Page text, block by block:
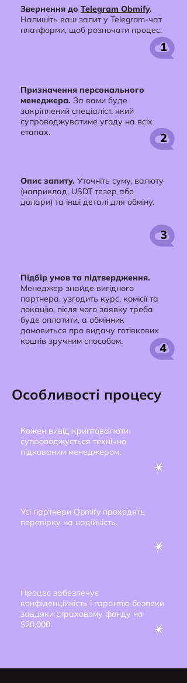
Звернення до Telegram Obmify.
Напишіть ваш запит у Telegram-чат
платформи, щоб розпочати процес.
1
Призначення персонального
менеджера. За вами буде
закріплений спеціаліст, який
супроводжуватиме угоду на всіх
етапах.
2
Опис запиту. Уточніть суму, валюту
(наприклад, USDT тезер або
долари) та інші деталі для обміну.
3
Підбір умов та підтвердження.
Менеджер знайде вигідного
партнера, узгодить курс, комісії та
локацію, після чого заявку треба
буде оплатити, а обмінник
домовиться про видачу готівкових
коштів зручним способом.
4
Особливості процесу
Кожен вивід криптовалюти
супроводжується технічно
підкованим менеджером.
Усі партнери Obmify проходять
перевірку на надійність.
Процес забезпечує
конфіденційність і гарантію безпеки
завдяки страховому фонду на
$20,000.